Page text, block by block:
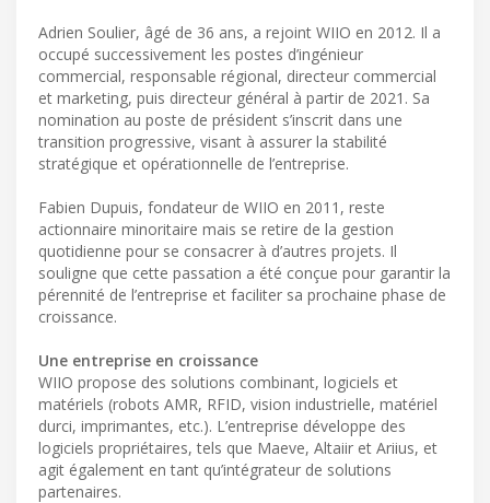
Adrien Soulier, âgé de 36 ans, a rejoint WIIO en 2012. Il a
occupé successivement les postes d’ingénieur
commercial, responsable régional, directeur commercial
et marketing, puis directeur général à partir de 2021. Sa
nomination au poste de président s’inscrit dans une
transition progressive, visant à assurer la stabilité
stratégique et opérationnelle de l’entreprise.
Fabien Dupuis, fondateur de WIIO en 2011, reste
actionnaire minoritaire mais se retire de la gestion
quotidienne pour se consacrer à d’autres projets. Il
souligne que cette passation a été conçue pour garantir la
pérennité de l’entreprise et faciliter sa prochaine phase de
croissance.
Une entreprise en croissance
WIIO propose des solutions combinant, logiciels et
matériels (robots AMR, RFID, vision industrielle, matériel
durci, imprimantes, etc.). L’entreprise développe des
logiciels propriétaires, tels que Maeve, Altaiir et Ariius, et
agit également en tant qu’intégrateur de solutions
partenaires.